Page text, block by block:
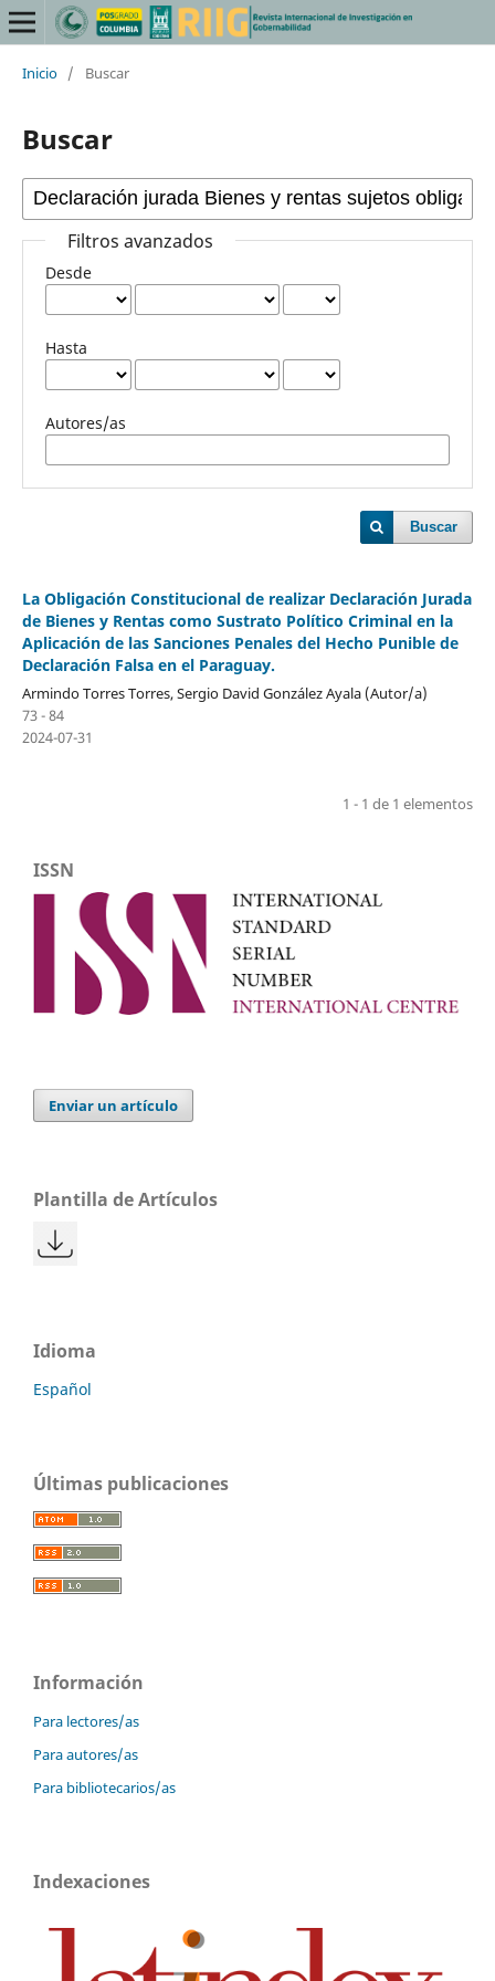
Inicio / Buscar
Buscar
Filtros avanzados
Desde
Hasta
Autores/as
Buscar
La Obligación Constitucional de realizar Declaración Jurada
de Bienes y Rentas como Sustrato Político Criminal en la
Aplicación de las Sanciones Penales del Hecho Punible de
Declaración Falsa en el Paraguay.
Armindo Torres Torres, Sergio David González Ayala (Autor/a)
73 - 84
2024-07-31
1 - 1 de 1 elementos
ISSN
Enviar un artículo
Plantilla de Artículos
Idioma
Español
Últimas publicaciones
Información
Para lectores/as
Para autores/as
Para bibliotecarios/as
Indexaciones